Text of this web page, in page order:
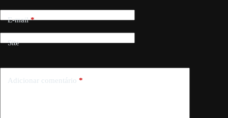
E-mail*
Site
Adicionar comentário *